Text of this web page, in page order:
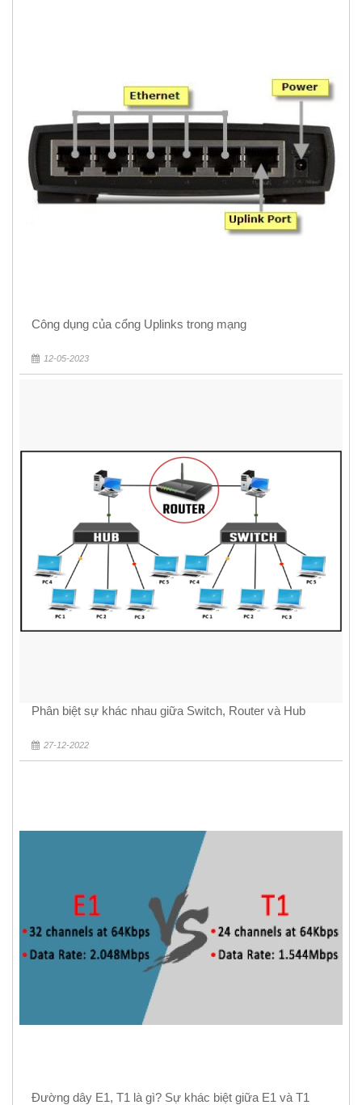
Công dụng của cổng Uplinks trong mạng
12-05-2023
Phân biệt sự khác nhau giữa Switch, Router và Hub
27-12-2022
Đường dây E1, T1 là gì? Sự khác biệt giữa E1 và T1